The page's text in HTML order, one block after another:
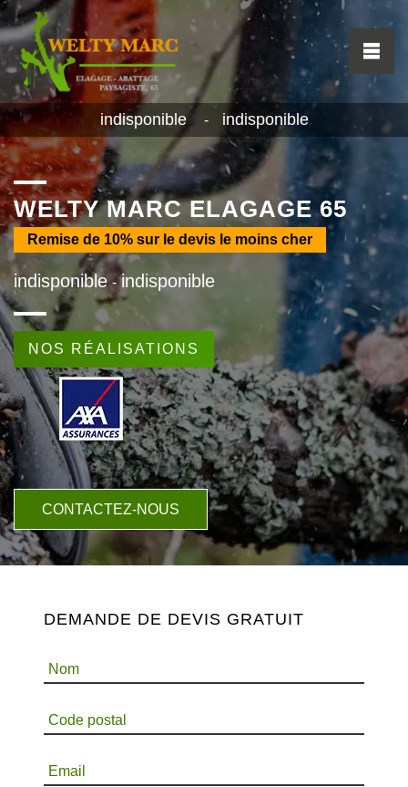
indisponible - indisponible
WELTY MARC ELAGAGE 65
Remise de 10% sur le devis le moins cher
indisponible - indisponible
NOS RÉALISATIONS
CONTACTEZ-NOUS
DEMANDE DE DEVIS GRATUIT
Nom
Code postal
Email